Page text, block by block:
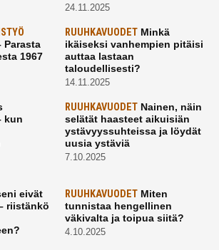
24.11.2025
Parasta
1967
RUUHKAVUODETMinkä
ikäiseksi vanhempien pitäisi
auttaa lastaan
taloudellisesti?
14.11.2025
kun
RUUHKAVUODETNainen, näin
selätät haasteet aikuisiän
ystävyyssuhteissa ja löydät
uusia ystäviä
7.10.2025
eivät
riistänkö
RUUHKAVUODETMiten
tunnistaa hengellinen
väkivalta ja toipua siitä?
4.10.2025